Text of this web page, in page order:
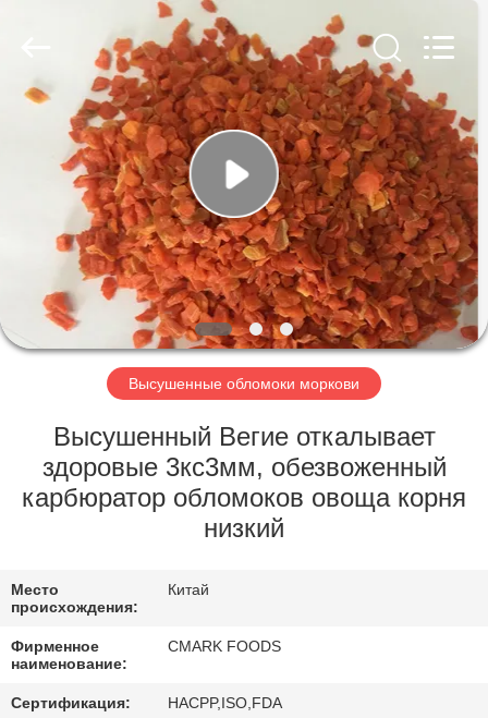
ДОМОЙ
ПРОДУКТЫ
НАС
ЭКСКУРСИЯ
ЗАВОДУ
КОНТРОЛЬ
СВЯЖИТЕСЬ
С
НАМИ
Reserved.
Высушенные обломоки моркови
Высушенный Вегие откалывает
здоровые 3кс3мм, обезвоженный
карбюратор обломоков овоща корня
низкий
Место
происхождения:
Китай
Фирменное
наименование:
CMARK FOODS
Сертификация: HACPP,ISO,FDA